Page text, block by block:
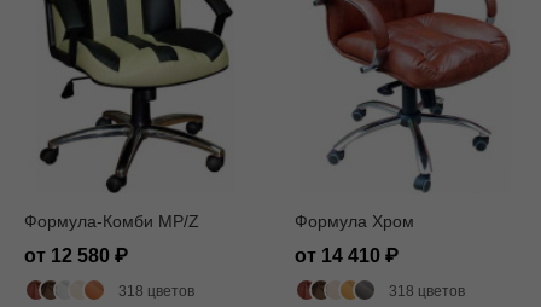
Формула-Комби MP/Z
от 12 580
318 цветов
Формула Хром
от 14 410
318 цветов